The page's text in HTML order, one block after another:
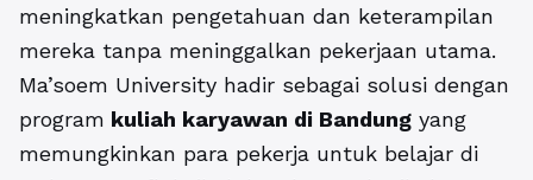
meningkatkan pengetahuan dan keterampilan
mereka tanpa meninggalkan pekerjaan utama.
Ma’soem University hadir sebagai solusi dengan
program kuliah karyawan di Bandung yang
memungkinkan para pekerja untuk belajar di